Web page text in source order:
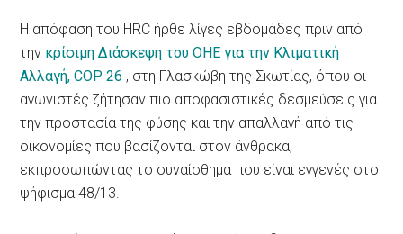
Η απόφαση του HRC ήρθε λίγες εβδομάδες πριν από
την κρίσιμη Διάσκεψη του ΟΗΕ για την Κλιματική
Αλλαγή, COP 26 , στη Γλασκώβη της Σκωτίας, όπου οι
αγωνιστές ζήτησαν πιο αποφασιστικές δεσμεύσεις για
την προστασία της φύσης και την απαλλαγή από τις
οικονομίες που βασίζονται στον άνθρακα,
εκπροσωπώντας το συναίσθημα που είναι εγγενές στο
ψήφισμα 48/13.